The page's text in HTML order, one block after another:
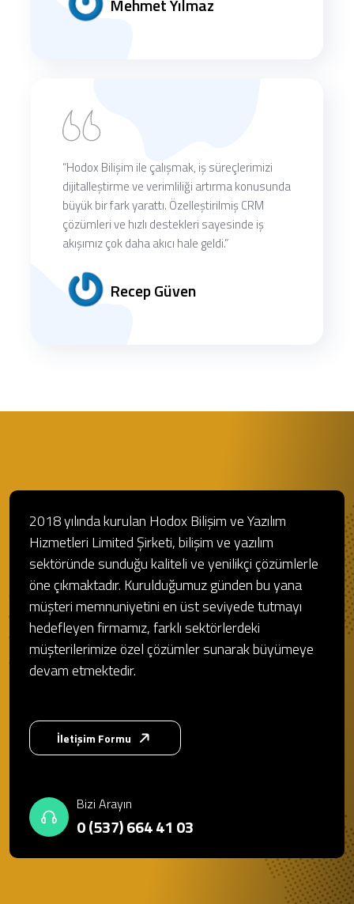
“Hodox Bilişim ile çalışmak, iş süreçlerimizi
dijitalleştirme ve verimliliği artırma konusunda
büyük bir fark yarattı. Özelleştirilmiş CRM
çözümleri ve hızlı destekleri sayesinde iş
akışımız çok daha akıcı hale geldi.”
Recep Güven
2018 yılında kurulan Hodox Bilişim ve Yazılım
Hizmetleri Limited Şirketi, bilişim ve yazılım
sektöründe sunduğu kaliteli ve yenilikçi çözümlerle
öne çıkmaktadır. Kurulduğumuz günden bu yana
müşteri memnuniyetini en üst seviyede tutmayı
hedefleyen firmamız, farklı sektörlerdeki
müşterilerimize özel çözümler sunarak büyümeye
devam etmektedir.
İletişim Formu
Bizi Arayın
0 (537) 664 41 03